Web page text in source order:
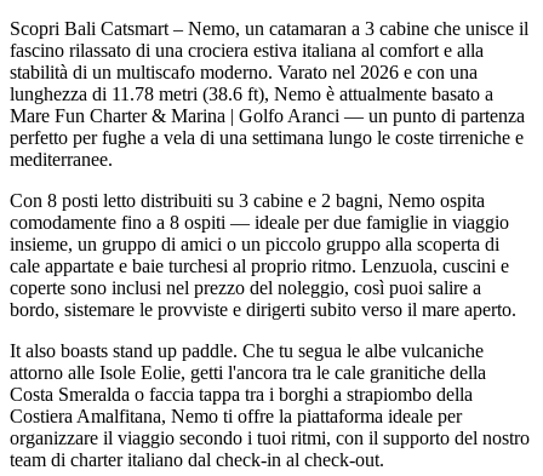
Scopri Bali Catsmart – Nemo, un catamaran a 3 cabine che unisce il
fascino rilassato di una crociera estiva italiana al comfort e alla
stabilità di un multiscafo moderno. Varato nel 2026 e con una
lunghezza di 11.78 metri (38.6 ft), Nemo è attualmente basato a
Mare Fun Charter & Marina | Golfo Aranci — un punto di partenza
perfetto per fughe a vela di una settimana lungo le coste tirreniche e
mediterranee.
Con 8 posti letto distribuiti su 3 cabine e 2 bagni, Nemo ospita
comodamente fino a 8 ospiti — ideale per due famiglie in viaggio
insieme, un gruppo di amici o un piccolo gruppo alla scoperta di
cale appartate e baie turchesi al proprio ritmo. Lenzuola, cuscini e
coperte sono inclusi nel prezzo del noleggio, così puoi salire a
bordo, sistemare le provviste e dirigerti subito verso il mare aperto.
It also boasts stand up paddle. Che tu segua le albe vulcaniche
attorno alle Isole Eolie, getti l'ancora tra le cale granitiche della
Costa Smeralda o faccia tappa tra i borghi a strapiombo della
Costiera Amalfitana, Nemo ti offre la piattaforma ideale per
organizzare il viaggio secondo i tuoi ritmi, con il supporto del nostro
team di charter italiano dal check-in al check-out.